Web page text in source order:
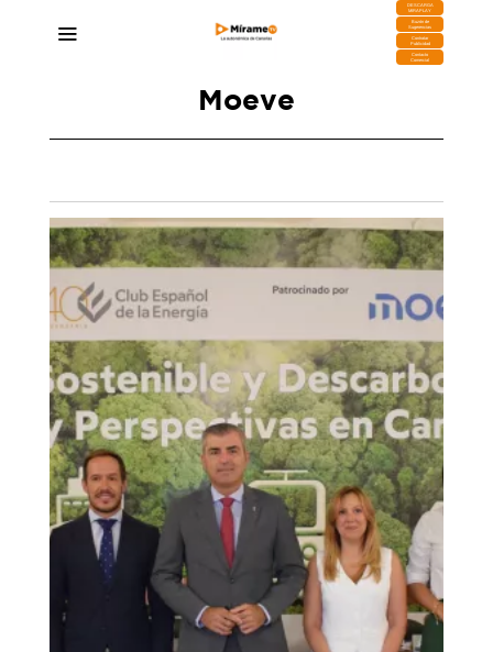
DESCARGA
MIRAPLAY
Buzón de
Sugerencias
Contratar
Publicidad
Contacto
Comercial
Moeve